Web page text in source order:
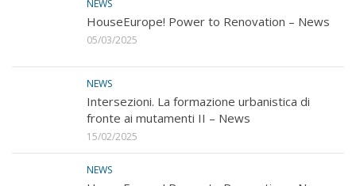
NEWS
HouseEurope! Power to Renovation – News
05/03/2025
NEWS
Intersezioni. La formazione urbanistica di
fronte ai mutamenti II – News
15/02/2025
NEWS